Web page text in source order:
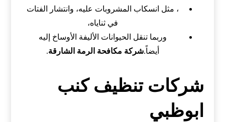
، مثل انسكاب المشروبات عليه، وانتشار الفتات
في ثناياه،
وربما تنقل الحيوانات الأليفة الأوساخ إليه
أيضاً.شركة مكافحة الرمة الشارقة.
شركات تنظيف كنب
ابوظبي